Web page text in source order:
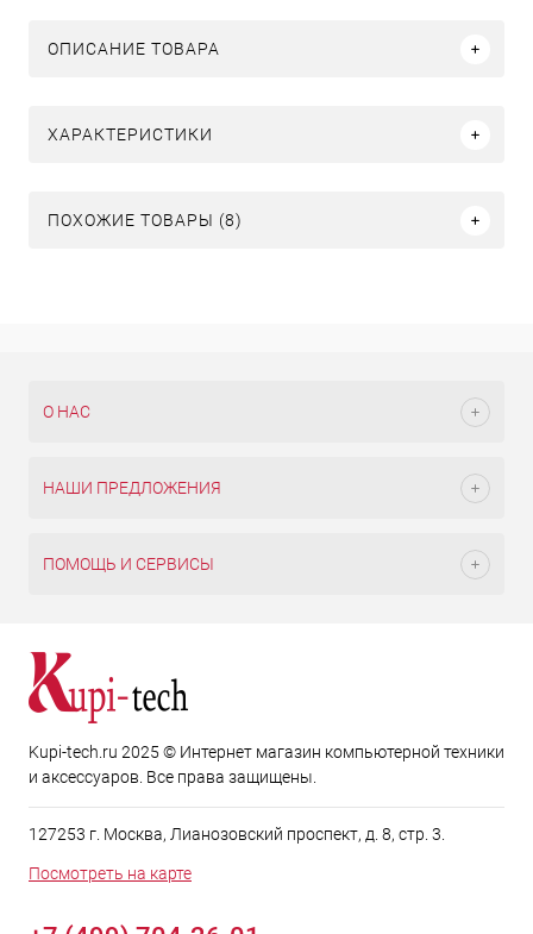
ОПИСАНИЕ ТОВАРА
ХАРАКТЕРИСТИКИ
ПОХОЖИЕ ТОВАРЫ (8)
О НАС
НАШИ ПРЕДЛОЖЕНИЯ
ПОМОЩЬ И СЕРВИСЫ
Kupi-tech.ru 2025 © Интернет магазин компьютерной техники
и аксессуаров. Все права защищены.
127253 г. Москва, Лианозовский проспект, д. 8, стр. 3.
Посмотреть на карте